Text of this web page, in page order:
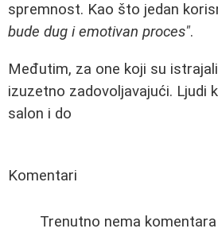
spremnost. Kao što jedan
bude dug i emotivan proces".
Međutim, za one koji su
izuzetno zadovoljavajući. Ljudi
salon i do
Komentari
Trenutno nema